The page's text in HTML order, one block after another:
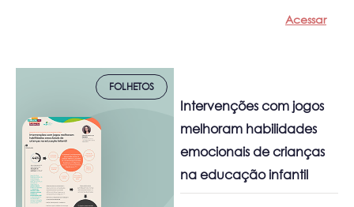
Acessar
FOLHETOS
Intervenções com jogos
melhoram habilidades
emocionais de crianças
na educação infantil